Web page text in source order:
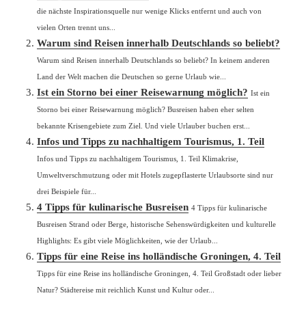
die nächste Inspirationsquelle nur wenige Klicks entfernt und auch von
vielen Orten trennt uns...
Warum sind Reisen innerhalb Deutschlands so beliebt?
Warum sind Reisen innerhalb Deutschlands so beliebt? In keinem anderen
Land der Welt machen die Deutschen so gerne Urlaub wie...
Ist ein Storno bei einer Reisewarnung möglich? Ist ein
Storno bei einer Reisewarnung möglich? Busreisen haben eher selten
bekannte Krisengebiete zum Ziel. Und viele Urlauber buchen erst...
Infos und Tipps zu nachhaltigem Tourismus, 1. Teil
Infos und Tipps zu nachhaltigem Tourismus, 1. Teil Klimakrise,
Umweltverschmutzung oder mit Hotels zugepflasterte Urlaubsorte sind nur
drei Beispiele für...
4 Tipps für kulinarische Busreisen 4 Tipps für kulinarische
Busreisen Strand oder Berge, historische Sehenswürdigkeiten und kulturelle
Highlights: Es gibt viele Möglichkeiten, wie der Urlaub...
Tipps für eine Reise ins holländische Groningen, 4. Teil
Tipps für eine Reise ins holländische Groningen, 4. Teil Großstadt oder lieber
Natur? Städtereise mit reichlich Kunst und Kultur oder...